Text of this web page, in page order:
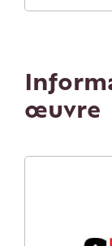
œuvre